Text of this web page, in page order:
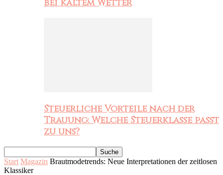
bei kaltem Wetter
Steuerliche Vorteile nach der
Trauung: Welche Steuerklasse passt
zu uns?
Start Magazin Brautmodetrends: Neue Interpretationen der zeitlosen
Klassiker